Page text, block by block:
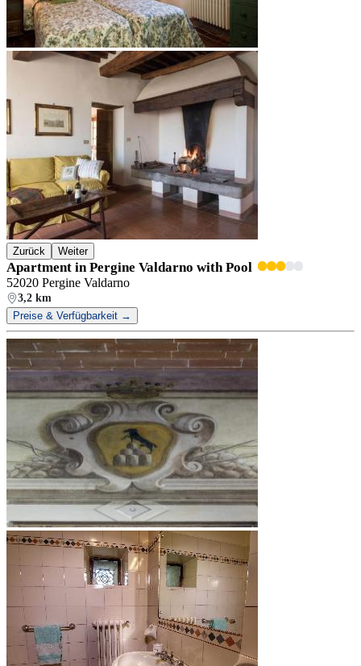
Zurück Weiter
Apartment in Pergine Valdarno with Pool
52020 Pergine Valdarno
3,2 km
Preise & Verfügbarkeit →